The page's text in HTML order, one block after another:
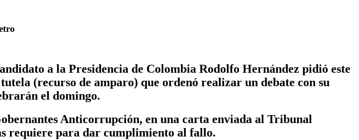
a la Presidencia de Colombia Rodolfo Hernández pidió este
(recurso de amparo) que ordenó realizar un debate con su
el domingo.
Anticorrupción, en una carta enviada al Tribunal
requiere para dar cumplimiento al fallo.